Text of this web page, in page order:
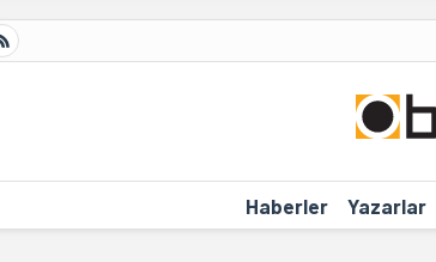
Haberler Yazarlar